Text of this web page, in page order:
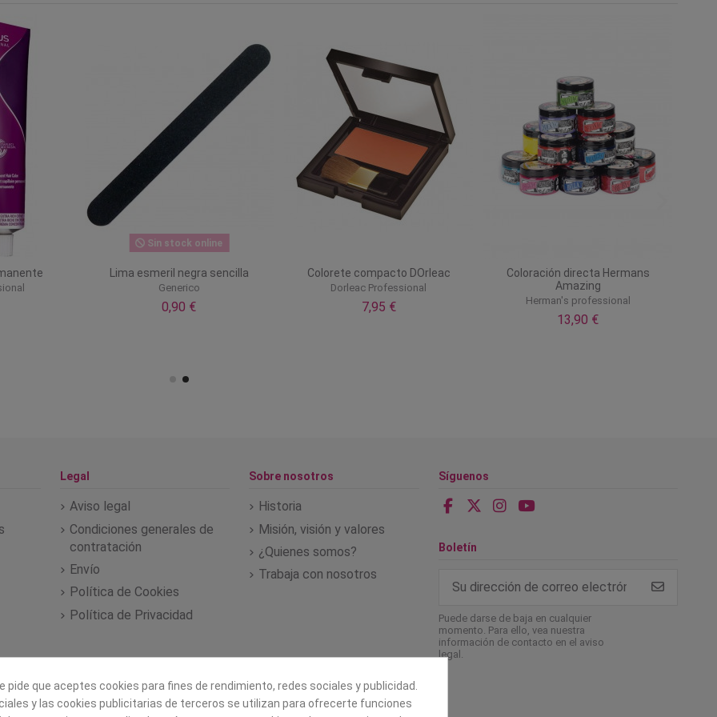
online
€
Kadus Color permanente
Kadus Professional
3,00 €
Lima esmeril negra sencilla
Generico
0,90 €
Colorete compacto DOrleac
Dorleac Professional
7,95 €
Legal
Aviso legal
Condiciones generales de
contratación
Envío
Política de Cookies
Política de Privacidad
Sobre nosotros
Historia
Misión, visión y valores
¿Quienes somos?
Trabaja con nosotros
Síguenos
Boletín
Puede darse de baja en cualquier
momento. Para ello, vea nuestra
información de contacto en el aviso
legal.
pide que aceptes cookies para fines de rendimiento, redes sociales y publicidad.
y las cookies publicitarias de terceros se utilizan para ofrecerte funciones